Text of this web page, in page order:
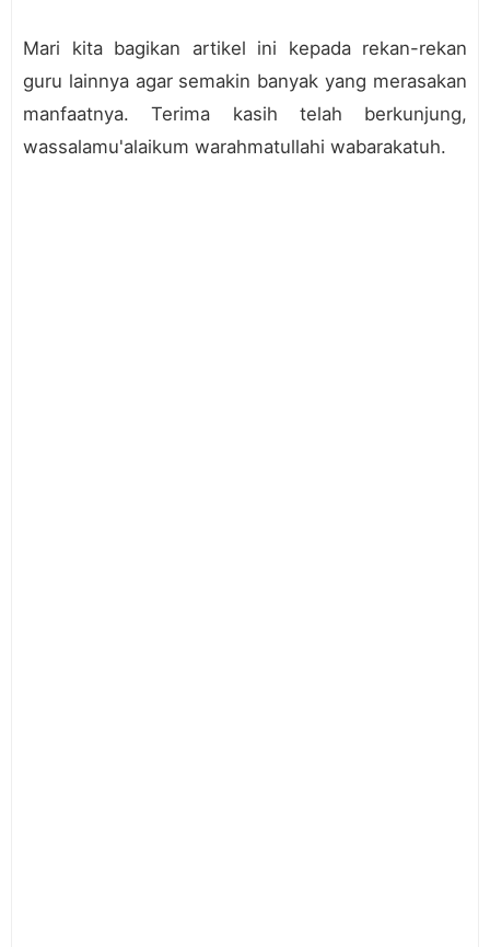
Mari kita bagikan artikel ini kepada rekan-rekan
guru lainnya agar semakin banyak yang merasakan
manfaatnya. Terima kasih telah berkunjung,
wassalamu'alaikum warahmatullahi wabarakatuh.